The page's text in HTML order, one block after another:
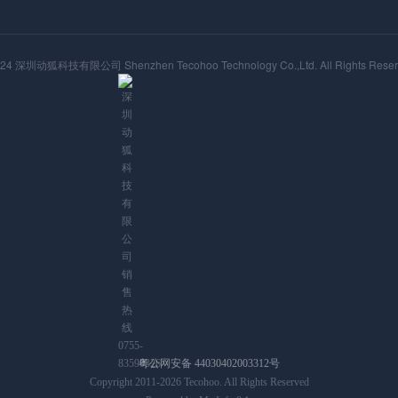
深圳动狐科技有限公司 Shenzhen Tecohoo Technology Co.,Ltd. All Rights
粤公网安备 44030402003312号
Copyright 2011-2026 Tecohoo. All Rights Reserved